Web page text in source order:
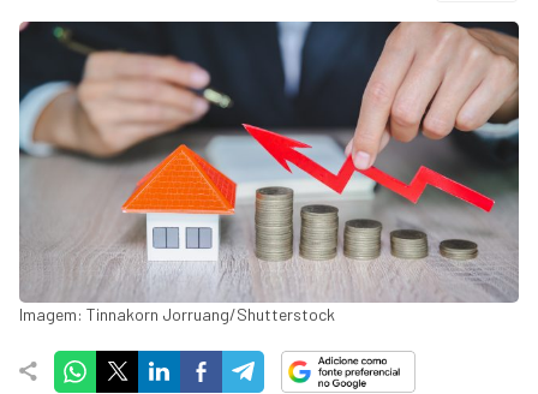
Imagem: Tinnakorn Jorruang/Shutterstock